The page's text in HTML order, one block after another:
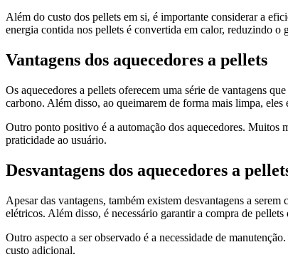
Além do custo dos pellets em si, é importante considerar a
energia contida nos pellets é convertida em calor, reduzindo o
Vantagens dos aquecedores a pellets
Os aquecedores a pellets oferecem uma série de vantagens
carbono. Além disso, ao queimarem de forma mais limpa,
Outro ponto positivo é a automação dos aquecedores. Muitos
praticidade ao usuário.
Desvantagens dos aquecedores a
Apesar das vantagens, também existem desvantagens a
elétricos. Além disso, é necessário garantir a compra de
Outro aspecto a ser observado é a necessidade de
custo adicional.